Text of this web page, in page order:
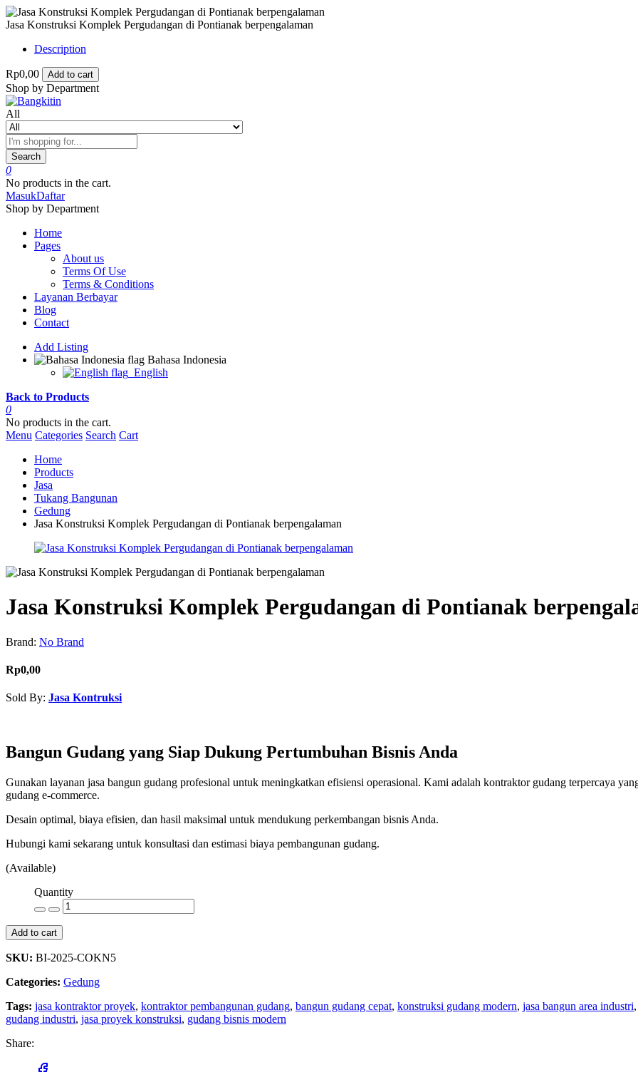
Jasa Konstruksi Komplek Pergudangan di Pontianak berpengalaman
Description
Rp0,00 Add to cart
Shop by Department
All
Search
0
No products in the cart.
MasukDaftar
Shop by Department
Home
Pages
About us
Terms Of Use
Terms & Conditions
Layanan Berbayar
Blog
Contact
Add Listing
Bahasa Indonesia
English
Back to Products
0
No products in the cart.
Menu Categories Search Cart
Home
Products
Jasa
Tukang Bangunan
Gedung
Jasa Konstruksi Komplek Pergudangan di Pontianak berpengalaman
Jasa Konstruksi Komplek Pergudangan di Pontianak
Brand: No Brand
Rp0,00
Sold By: Jasa Kontruksi
Bangun Gudang yang Siap Dukung Pertumbuhan Bisnis Anda
Gunakan layanan jasa bangun gudang profesional untuk meningkatkan efisiensi operasional. Kami adalah kontraktor gudang terpercaya
gudang e-commerce.
Desain optimal, biaya efisien, dan hasil maksimal untuk mendukung perkembangan bisnis Anda.
Hubungi kami sekarang untuk konsultasi dan estimasi biaya pembangunan gudang.
(Available)
Quantity
Add to cart
SKU: BI-2025-COKN5
Categories: Gedung
Tags: jasa kontraktor proyek, kontraktor pembangunan gudang, bangun gudang cepat, konstruksi gudang modern, jasa bangun area industri,
gudang industri, jasa proyek konstruksi, gudang bisnis modern
Share: